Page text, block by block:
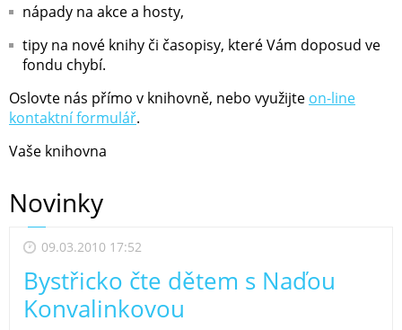
nápady na akce a hosty,
tipy na nové knihy či časopisy, které Vám doposud ve
fondu chybí.
Oslovte nás přímo v knihovně, nebo využijte on-line
kontaktní formulář.
Vaše knihovna
Novinky
09.03.2010 17:52
Bystřicko čte dětem s Naďou
Konvalinkovou